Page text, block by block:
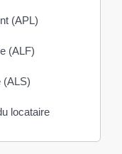
(APL)
(ALF)
(ALS)
locataire